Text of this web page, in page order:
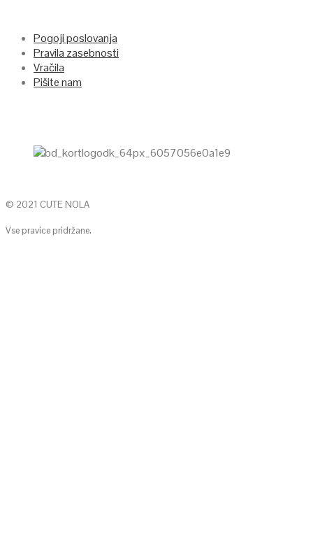
Pogoji poslovanja
Pravila zasebnosti
Vračila
Pišite nam
© 2021 CUTE NOLA
Vse pravice pridržane.